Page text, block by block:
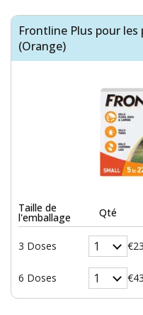
Frontline Plus pour
(Orange)
Taille de
l'emballage Qté
3 Doses
6 Doses